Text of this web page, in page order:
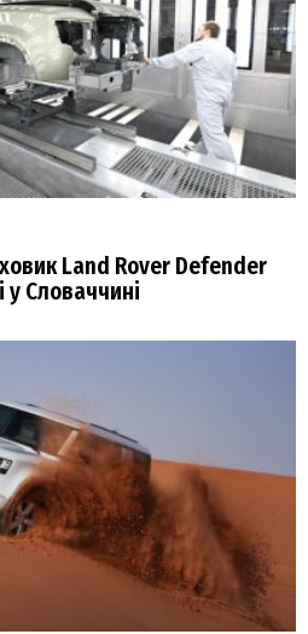
Land Rover Defender
у Словаччині